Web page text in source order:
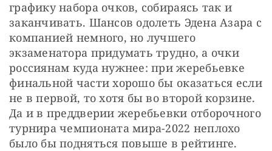
графику набора очков, собираясь так и
заканчивать. Шансов одолеть Эдена Азара с
компанией немного, но лучшего
экзаменатора придумать трудно, а очки
россиянам куда нужнее: при жеребьевке
финальной части хорошо бы оказаться если
не в первой, то хотя бы во второй корзине.
Да и в преддверии жеребьевки отборочного
турнира чемпионата мира-2022 неплохо
было бы подняться повыше в рейтинге.